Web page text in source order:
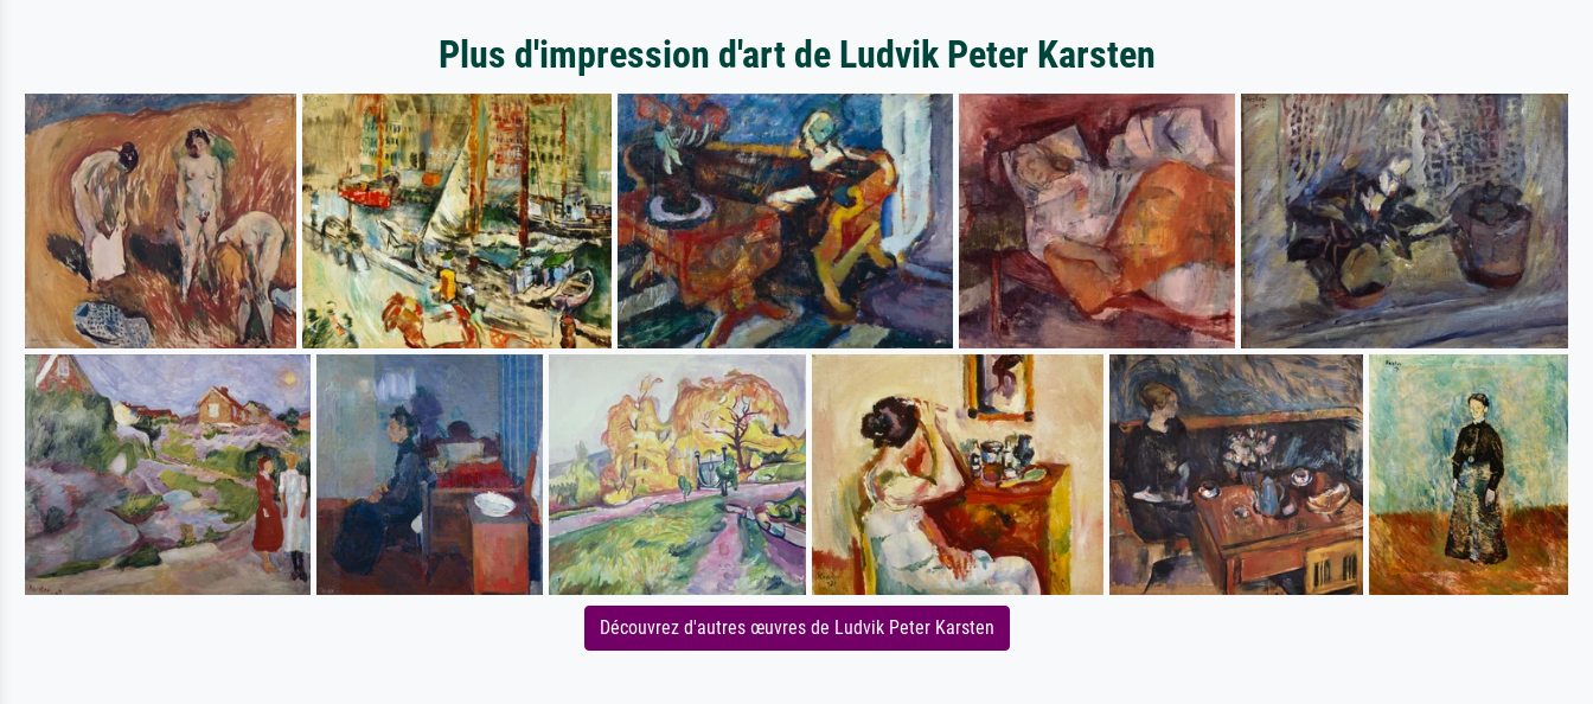
Plus d'impression d'art de Ludvik Peter Karsten
Découvrez d'autres œuvres de Ludvik Peter Karsten